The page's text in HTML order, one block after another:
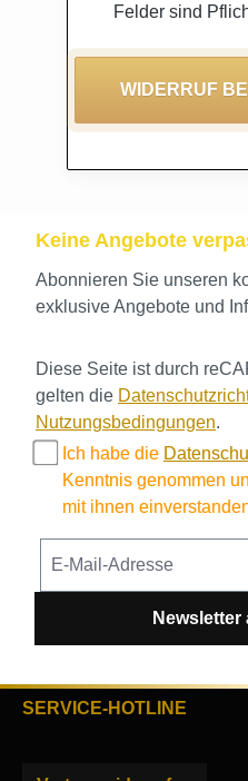
Felder sind
WIDERRUF
Keine Angebote
Abonnieren Sie unseren
exklusive Angebote und
Diese Seite ist durch
gelten die
Nutzungsbedingungen.
Ich habe die
Kenntnis genommen
mit ihnen
SERVICE-HOTLINE